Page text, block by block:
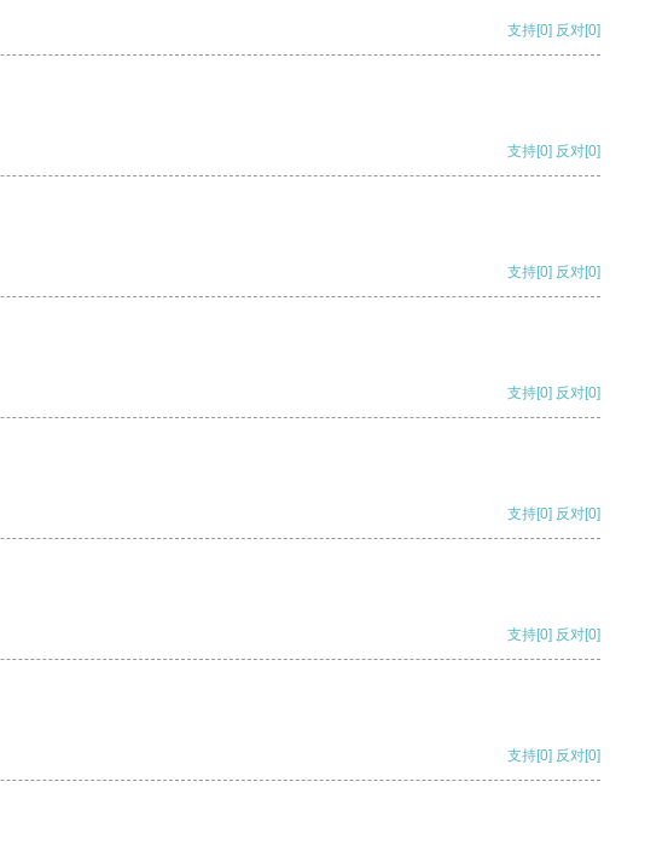
支持[0] 反对[0]
支持[0] 反对[0]
支持[0] 反对[0]
支持[0] 反对[0]
支持[0] 反对[0]
支持[0] 反对[0]
支持[0] 反对[0]